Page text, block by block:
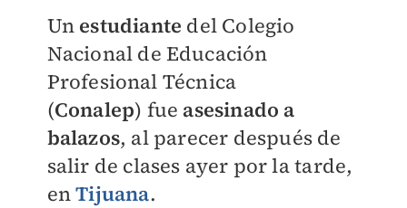
Un estudiante del Colegio
Nacional de Educación
Profesional Técnica
(Conalep) fue asesinado a
balazos, al parecer después de
salir de clases ayer por la tarde,
enTijuana.